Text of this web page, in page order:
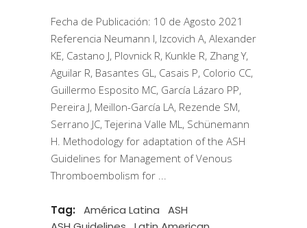
Fecha de Publicación: 10 de Agosto 2021
Referencia Neumann I, Izcovich A, Alexander
KE, Castano J, Plovnick R, Kunkle R, Zhang Y,
Aguilar R, Basantes GL, Casais P, Colorio CC,
Guillermo Esposito MC, García Lázaro PP,
Pereira J, Meillon-García LA, Rezende SM,
Serrano JC, Tejerina Valle ML, Schünemann
H. Methodology for adaptation of the ASH
Guidelines for Management of Venous
Thromboembolism for
Tag: América Latina
ASH